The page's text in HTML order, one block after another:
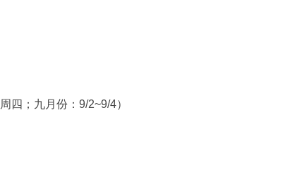
周四 ；九月份：9/2~9/4）